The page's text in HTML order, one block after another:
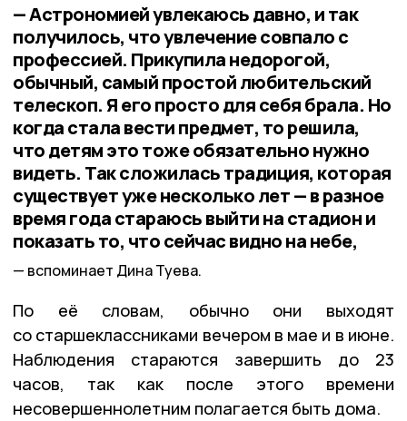
— Астрономией увлекаюсь давно, и так
получилось, что увлечение совпало с
профессией. Прикупила недорогой,
обычный, самый простой любительский
телескоп. Я его просто для себя брала. Но
когда стала вести предмет, то решила,
что детям это тоже обязательно нужно
видеть. Так сложилась традиция, которая
существует уже несколько лет — в разное
время года стараюсь выйти на стадион и
показать то, что сейчас видно на небе,
вспоминает Дина Туева.
По её словам, обычно они выходят
со старшеклассниками вечером в мае и в июне.
Наблюдения стараются завершить до 23
часов, так как после этого времени
несовершеннолетним полагается быть дома.